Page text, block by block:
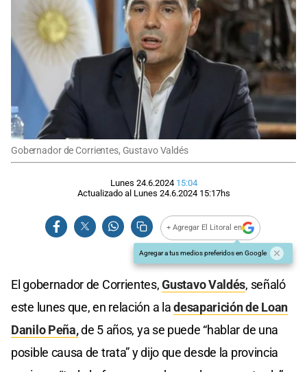
Gobernador de Corrientes, Gustavo Valdés
Lunes 24.6.2024 15:04
Actualizado al Lunes 24.6.2024 15:17hs
+ Agregar El Litoral en
Agregar a tus medios preferidos en Google
El gobernador de Corrientes,Gustavo Valdés, señaló
este lunes que, en relación a ladesaparición de Loan
Danilo Peña,de 5 años, ya se puede “hablar de una
posible causa de trata” y dijo que desde la provincia